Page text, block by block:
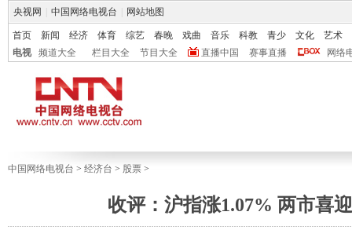
央视网 中国网络电视台 网站地图
首页 新闻 经济 体育 综艺 春晚 戏曲 音乐 科教 青少 文化
艺术
电视
频道大全 栏目大全 节目大全 直播中国 赛事直播 网络
中国网络电视台 > 经济台 > 股票 >
收评：沪指涨1.07% 两市喜